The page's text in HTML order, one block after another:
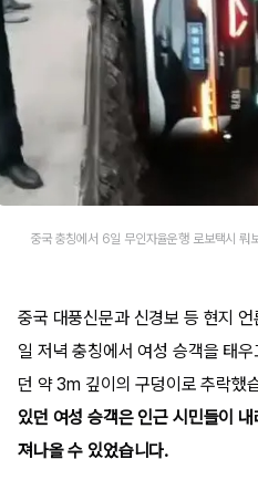
중국 충칭에서 6일 무인자율운행 로보택시 뤄
중국 대풍신문과 신경보 등 현지
일 저녁 충칭에서 여성 승객을 태
던 약 3m 깊이의 구덩이로 추락했
있던 여성 승객은 인근 시민들이
져나올 수 있었습니다.